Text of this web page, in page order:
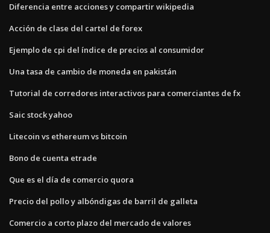
Diferencia entre acciones y compartir wikipedia
Acción de clase del cartel de forex
Ejemplo de cpi del índice de precios al consumidor
Una tasa de cambio de moneda en pakistán
Tutorial de corredores interactivos para comerciantes de fx
Saic stock yahoo
Litecoin vs ethereum vs bitcoin
Bono de cuenta etrade
Que es el día de comercio quora
Precio del pollo y albóndigas de barril de galleta
Comercio a corto plazo del mercado de valores